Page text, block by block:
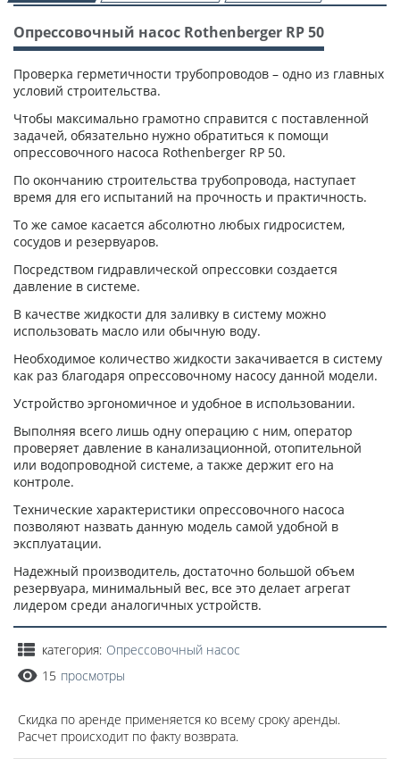
Опрессовочный насос Rothenberger RP 50
Проверка герметичности трубопроводов – одно из главных
условий строительства.
Чтобы максимально грамотно справится с поставленной
задачей, обязательно нужно обратиться к помощи
опрессовочного насоса Rothenberger RP 50.
По окончанию строительства трубопровода, наступает
время для его испытаний на прочность и практичность.
То же самое касается абсолютно любых гидросистем,
сосудов и резервуаров.
Посредством гидравлической опрессовки создается
давление в системе.
В качестве жидкости для заливку в систему можно
использовать масло или обычную воду.
Необходимое количество жидкости закачивается в систему
как раз благодаря опрессовочному насосу данной модели.
Устройство эргономичное и удобное в использовании.
Выполняя всего лишь одну операцию с ним, оператор
проверяет давление в канализационной, отопительной
или водопроводной системе, а также держит его на
контроле.
Технические характеристики опрессовочного насоса
позволяют назвать данную модель самой удобной в
эксплуатации.
Надежный производитель, достаточно большой объем
резервуара, минимальный вес, все это делает агрегат
лидером среди аналогичных устройств.
категория: Опрессовочный насос
15 просмотры
Скидка по аренде применяется ко всему сроку аренды.
Расчет происходит по факту возврата.